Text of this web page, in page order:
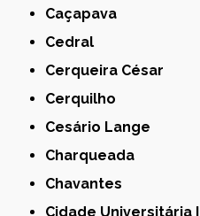
Caçapava
Cedral
Cerqueira César
Cerquilho
Cesário Lange
Charqueada
Chavantes
Cidade Universitária I